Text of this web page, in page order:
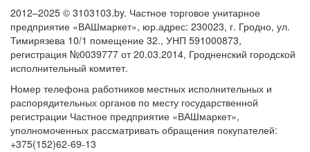
2012–2025 © 3103103.by. Частное торговое унитарное
предприятие «ВАШмаркет», юр.адрес: 230023, г. Гродно, ул.
Тимирязева 10/1 помещение 32., УНП 591000873,
регистрация №0039777 от 20.03.2014, Гродненский городской
исполнительный комитет.
Номер телефона работников местных исполнительных и
распорядительных органов по месту государственной
регистрации Частное предприятие «ВАШмаркет»,
уполномоченных рассматривать обращения покупателей:
+375(152)62-69-13